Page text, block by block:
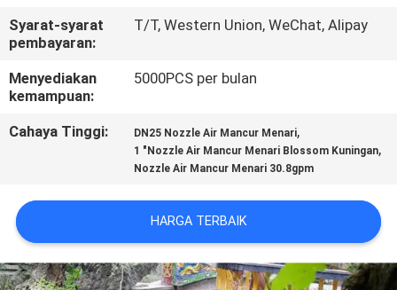
PERMINTAAN
PENAWARAN
NEWS
PRIVACY
POLICY
Syarat-syarat
pembayaran:
T/T, Western Union, WeChat, Alipay
Menyediakan
kemampuan:
5000PCS per bulan
Cahaya Tinggi: DN25 Nozzle Air Mancur Menari,
1 "Nozzle Air Mancur Menari Blossom Kuningan,
Nozzle Air Mancur Menari 30.8gpm
HARGA TERBAIK